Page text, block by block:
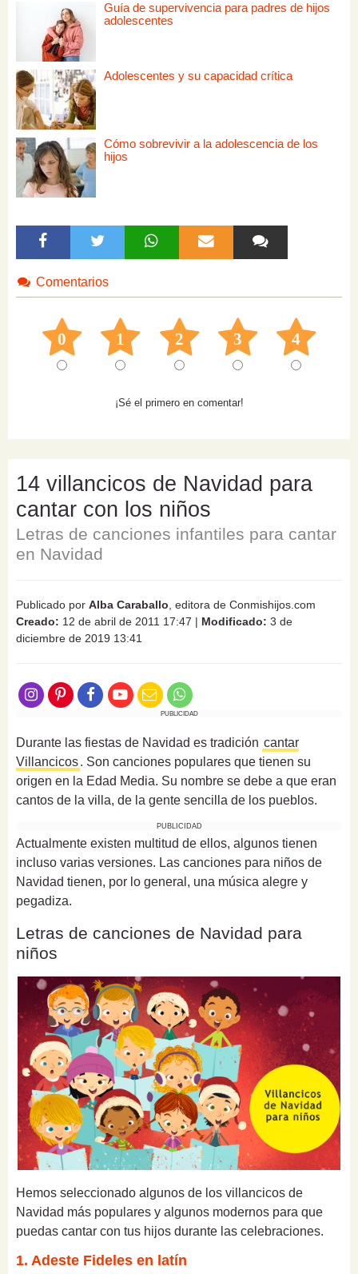
Guía de supervivencia para padres de hijos
adolescentes
Adolescentes y su capacidad crítica
Cómo sobrevivir a la adolescencia de los
hijos
Comentarios
0 1 2 3 4
¡Sé el primero en comentar!
14 villancicos de Navidad para
cantar con los niños
Letras de canciones infantiles para cantar
en Navidad
Publicado por Alba Caraballo, editora de Conmishijos.com
Creado: 12 de abril de 2011 17:47 | Modificado: 3 de
diciembre de 2019 13:41
PUBLICIDAD
Durante las fiestas de Navidad es tradición cantar
Villancicos. Son canciones populares que tienen su
origen en la Edad Media. Su nombre se debe a que eran
cantos de la villa, de la gente sencilla de los pueblos.
PUBLICIDAD
Actualmente existen multitud de ellos, algunos tienen
incluso varias versiones. Las canciones para niños de
Navidad tienen, por lo general, una música alegre y
pegadiza.
Letras de canciones de Navidad para
niños
Hemos seleccionado algunos de los villancicos de
Navidad más populares y algunos modernos para que
puedas cantar con tus hijos durante las celebraciones.
1. Adeste Fideles en latín